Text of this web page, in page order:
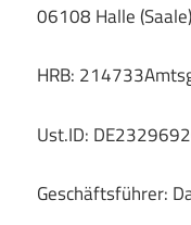
06108 Halle
HRB:
Ust.ID:
Geschäftsführer: